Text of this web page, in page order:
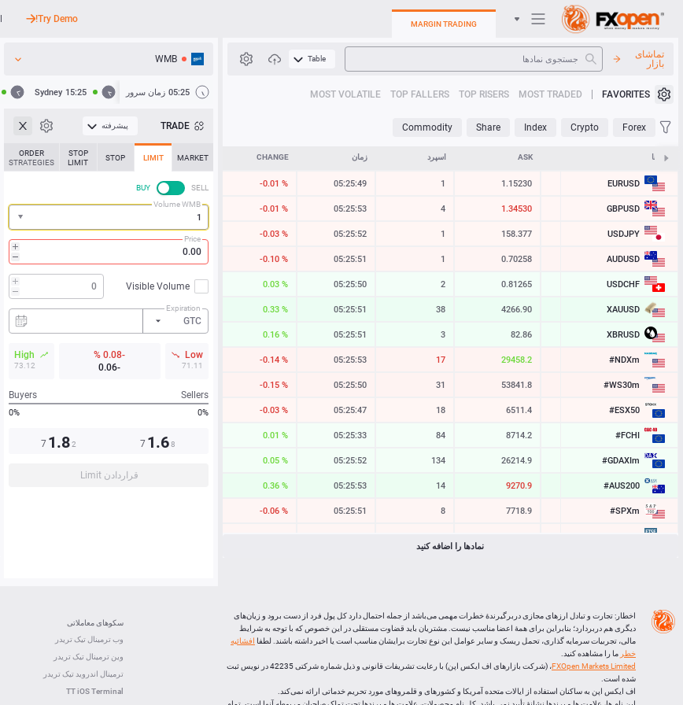
سیستم عامل های تجارت
MARGIN TRADING
Try Demo!
تماشای
بازار
Table
FAVORITES
MOST TRADED
TOP RISERS
TOP FALLERS
MOST VOLATILE
Forex
Crypto
Index
Share
Commodity
نمادها ASK اسپرد زمان CHANGE
EURUSD
1.15229
1.15230
1
05:25:49
-0.01 %
GBPUSD
1.34526
1.34530
4
05:25:53
-0.01 %
USDJPY
158.376
158.377
1
05:25:52
-0.03 %
AUDUSD
0.70257
0.70258
1
05:25:51
-0.10 %
USDCHF
0.81263
0.81265
2
05:25:50
0.03 %
XAUUSD
4266.52
4266.90
38
05:25:53
0.33 %
XBRUSD
82.83
82.86
3
05:25:51
0.16 %
#NDXm
29456.5
29458.2
17
05:25:53
-0.14 %
#WS30m
53838.7
53841.8
31
05:25:50
-0.15 %
#ESX50
6509.6
6511.4
18
05:25:47
-0.03 %
#FCHI
8705.8
8714.2
84
05:25:33
0.01 %
#GDAXIm
26203.0
26214.4
114
05:25:53
0.06 %
#AUS200
9269.5
9270.9
14
05:25:53
0.36 %
#SPXm
7718.1
7718.9
8
05:25:51
-0.06 %
LTCUSD
45.337
45.423
05:25:52
XRPUSD
1.01435
1.01595
160
05:25:25
-1.84 %
ETHUSD
1894.365
1895.015
650
05:25:25
-0.40 %
نمادها را اضافه کنید
WMB
05:25 زمان سرور 15:25
Sydney
TRADE پیشرفته
MARKET
LIMIT
STOP
STOP
LIMIT
ORDER
STRATEGIES
SELL
BUY
Volume WMB
Price
Visible Volume
Expiration
GTC
Low
71.11
-0.08 %
-0.06
73.12
Sellers
Buyers
0%
0%
7 1.6 8
7 1.8 2
قراردادن Limit
سکوهای معاملاتی
وب ترمینال تیک تریدر
وین ترمینال تیک تریدر
ترمینال اندروید تیک تریدر
TT iOS Terminal
اخطار: تجارت و تبادل ارزهای مجازی دربرگیرندۀ خطرات مهمی می‌باشد از جمله احتمال دارد کل پول فرد از دست برود و زیان‌های
دیگری هم دربردارد؛ بنابراین برای همۀ اعضا مناسب نیست. مشتریان باید قضاوت مستقلی در این خصوص که با توجه به شرایط
مالی، تجربیات سرمایه گذاری، تحمل ریسک و سایر عوامل این نوع تجارت برایشان مناسب است یا اخیر داشته باشند. لطفا افشائیه
خطر ما را مشاهده کنید.
FXOpen Markets Limited
، (شرکت بازارهای اف ایکس اپن) با رعايت تشريفات قانونی و ذیل شماره شرکتی 42235 در نویس ثبت
شده است.
اف ایکس اپن به ساکنان استفاده از ایالات متحده آمریکا و کشورهای و قلمروهای مورد تحریم خدماتی ارائه نمی‌کند.